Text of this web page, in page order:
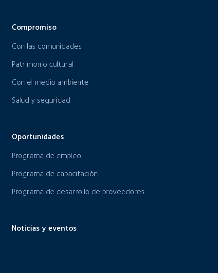
Compromiso
Con las comunidades
Patrimonio cultural
Con el medio ambiente
Salud y seguridad
Oportunidades
Programa de empleo
Programa de capacitación
Programa de desarrollo de proveedores
Noticias y eventos